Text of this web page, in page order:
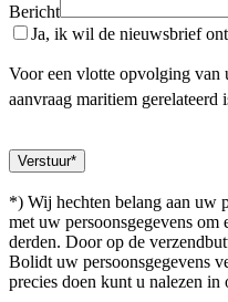
Bericht
Ja, ik wil de nieuwsbrief
Voor een vlotte opvolging van
aanvraag maritiem gerelateerd
*) Wij hechten belang aan uw
met uw persoonsgegevens om
derden. Door op de
Bolidt uw persoonsgegevens
precies doen kunt u nalezen in